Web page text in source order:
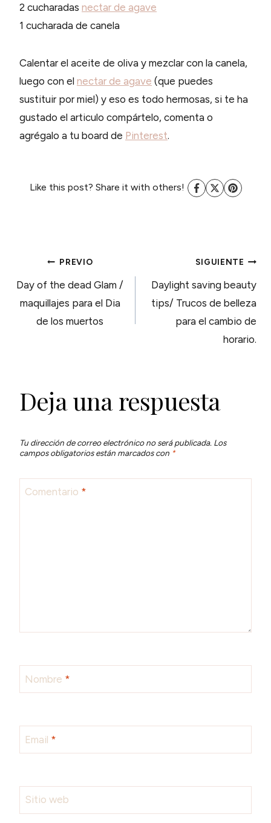
2 cucharadas nectar de agave
1 cucharada de canela
Calentar el aceite de oliva y mezclar con la canela,
luego con el nectar de agave (que puedes
sustituir por miel) y eso es todo hermosas, si te ha
gustado el articulo compártelo, comenta o
agrégalo a tu board de Pinterest.
Like this post? Share it with others!
NAVEGACIÓN
DE
PREVIO
Day of the dead Glam /
maquillajes para el Dia
de los muertos
SIGUIENTE
Daylight saving beauty
tips/ Trucos de belleza
para el cambio de
horario.
Deja una respuesta
Tu dirección de correo electrónico no será publicada. Los
campos obligatorios están marcados con *
Comentario *
Nombre *
Email *
Sitio web